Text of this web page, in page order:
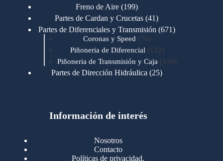
Freno de Aire 199199
productos
Partes de Cardan y Crucetas 4141
productos
Partes de Diferenciales y Transmisión 671671
Coronas y Speed 7676
productos
Piñoneria de Diferencial 132 132
productos
Piñoneria de Transmisión y Caja 539539
Partes de Dirección Hidráulica 2525
Motores Cummins 723
Cummins B/C 855
Cummins ISF
Información de interés
Nosotros
Contacto
Políticas de privacidad.